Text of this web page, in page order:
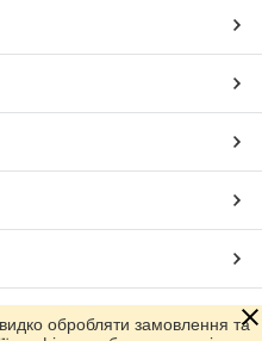
Prom.ua
обробляти замовлення та